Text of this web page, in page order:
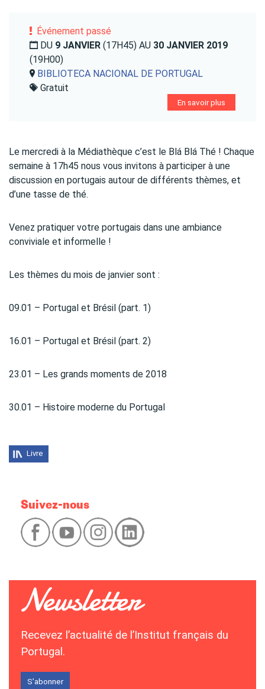
Événement passé
DU 9 JANVIER (17H45) AU 30 JANVIER 2019
(19H00)
BIBLIOTECA NACIONAL DE PORTUGAL
Gratuit
En savoir plus
Le mercredi à la Médiathèque c’est le Blá Blá Thé ! Chaque
semaine à 17h45 nous vous invitons à participer à une
discussion en portugais autour de différents thèmes, et
d’une tasse de thé.
Venez pratiquer votre portugais dans une ambiance
conviviale et informelle !
Les thèmes du mois de janvier sont :
09.01 – Portugal et Brésil (part. 1)
16.01 – Portugal et Brésil (part. 2)
23.01 – Les grands moments de 2018
30.01 – Histoire moderne du Portugal
Livre
Suivez-nous
Recevez l’actualité de l’Institut français du
Portugal.
S’abonner